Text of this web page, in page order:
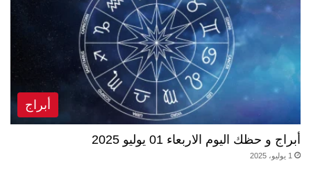
أبراج
أبراج و حظك اليوم الاربعاء 01 يوليو 2025
1 يوليو، 2025